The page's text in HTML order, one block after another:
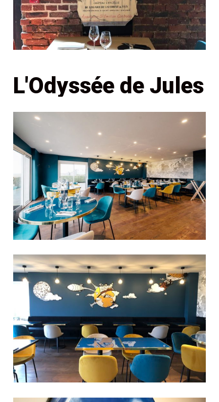
L'Odyssée de Jules